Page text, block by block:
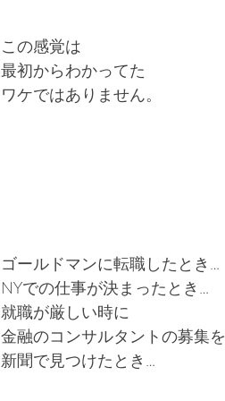
この感覚は
最初からわかってた
ワケではありません。
ゴールドマンに転職したとき…
NYでの仕事が決まったとき…
就職が厳しい時に
金融のコンサルタントの募集を
新聞で見つけたとき…